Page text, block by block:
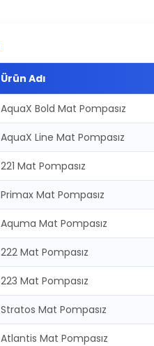
Ürün Adı
AquaX Bold Mat Pompasız
AquaX Line Mat Pompasız
221 Mat Pompasız
Primax Mat Pompasız
Aquma Mat Pompasız
222 Mat Pompasız
223 Mat Pompasız
Stratos Mat Pompasız
Atlantis Mat Pompasız